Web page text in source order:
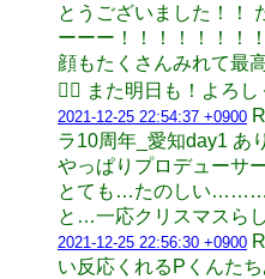
とうございました！！
ーーー！！！！！！！
顔もたくさんみれて最
❤️‍🔥 また明日も！よろ
2021-12-25 22:54:37 +0900
ラ10周年_愛知day1 あ
やっぱりプロデューサ
とても…たのしい………
と…一応クリスマスら
2021-12-25 22:56:30 +0900
い反応くれるPくんた